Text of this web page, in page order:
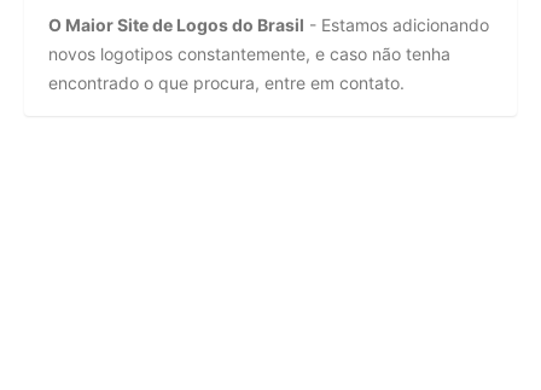
O Maior Site de Logos do Brasil - Estamos adicionando
novos logotipos constantemente, e caso não tenha
encontrado o que procura, entre em contato.